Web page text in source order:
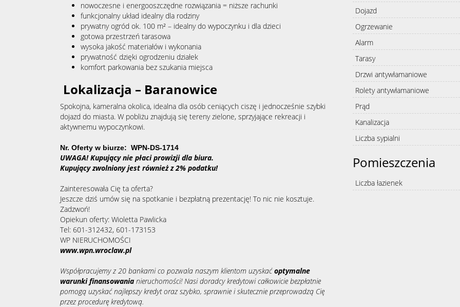
nowoczesne i energooszczędne rozwiązania = niższe rachunki
funkcjonalny układ idealny dla rodziny
prywatny ogród ok. 100 m² – idealny do wypoczynku i dla dzieci
gotowa przestrzeń tarasowa
wysoka jakość materiałów i wykonania
prywatność dzięki ogrodzeniu działek
komfort parkowania bez szukania miejsca
Lokalizacja – Baranowice
Spokojna, kameralna okolica, idealna dla osób ceniących ciszę i jednocześnie szybki
dojazd do miasta. W pobliżu znajdują się tereny zielone, sprzyjające rekreacji i
aktywnemu wypoczynkowi.
Nr. Oferty w biurze: WPN-DS-1714
UWAGA! Kupujący nie płaci prowizji dla biura.
Kupujący zwolniony jest również z 2% podatku!
Zainteresowała Cię ta oferta?
Jeszcze dziś umów się na spotkanie i bezpłatną prezentację! To nic nie kosztuje.
Zadzwoń!
Opiekun oferty: Wioletta Pawlicka
Tel: 601-312432, 601-173153
WP NIERUCHOMOŚCI
www.wpn.wroclaw.pl
Współpracujemy z 20 bankami co pozwala naszym klientom uzyskać optymalne
warunki finansowania nieruchomości! Nasi doradcy kredytowi całkowicie bezpłatnie
pomogą uzyskać najlepszy kredyt oraz szybko, sprawnie i skutecznie przeprowadzą Cię
przez procedurę kredytową.
Dojazd
Ogrzewanie
Alarm
Tarasy
Drzwi antywłamaniowe
Rolety antywłamaniowe
Prąd
Kanalizacja
Liczba sypialni
Pomieszczenia
Liczba łazienek